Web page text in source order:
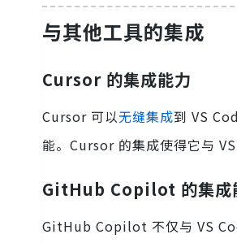
与其他工具的集成
Cursor 的集成能力
Cursor 可以无缝集成到 VS
能。Cursor 的集成使得它与
GitHub Copilot 的集成
GitHub Copilot 不仅与 VS